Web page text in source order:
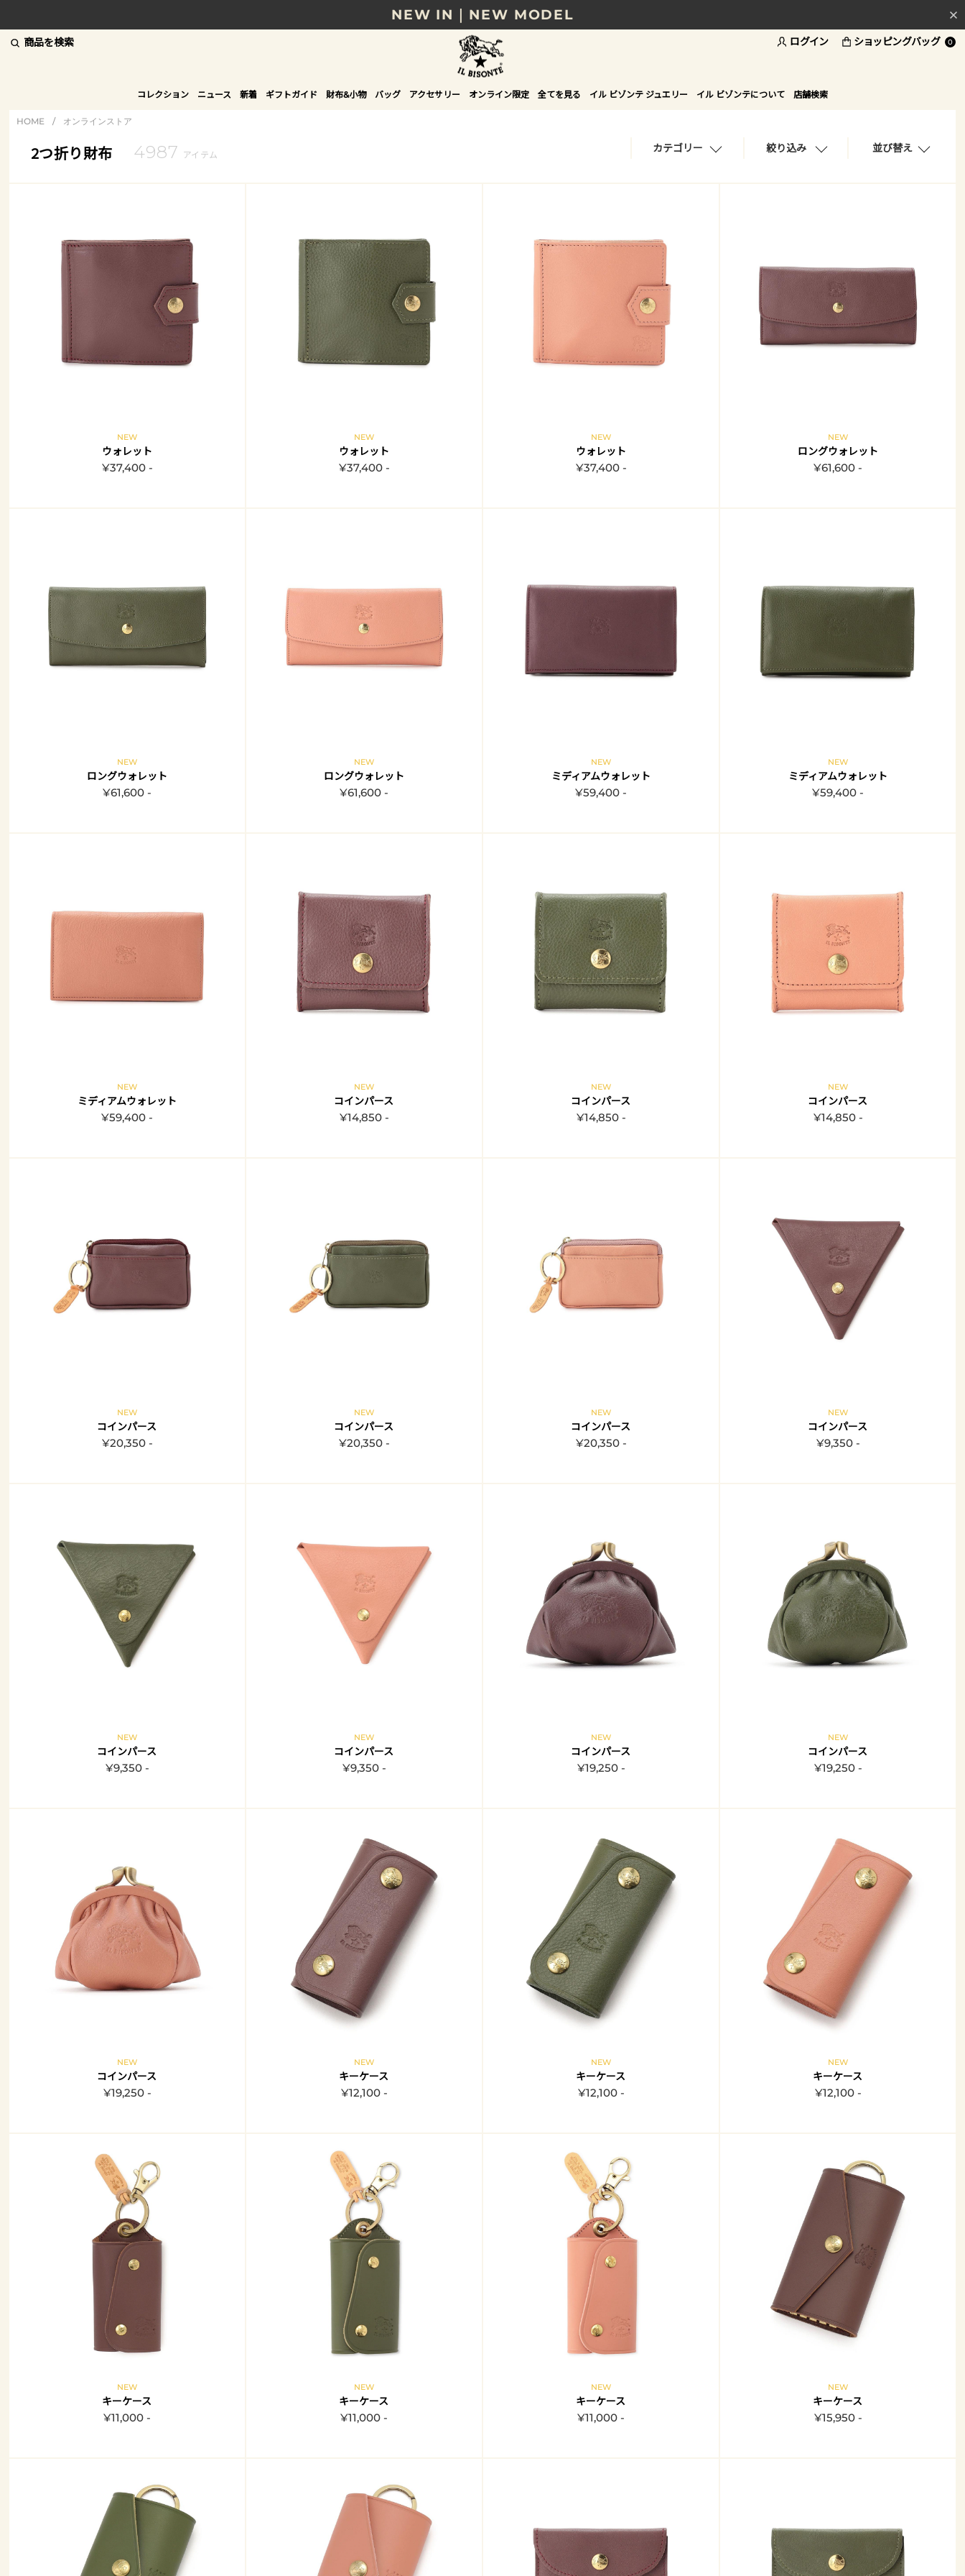
NEW IN｜NEW MODEL
8/17(月)10時まで｜税込11,000円以上で送料無料
贈る相手やシーンから選べる、新しいギフトガイド
NEW IN｜COLOR LEATHER
商品を検索 ログイン ショッピングバッグ 0
コレクション ニュース 新着 ギフトガイド 財布&小物 バッグ アクセサリー オンライン限定 全てを見る イル ビゾンテ ジュエリー イル ビゾンテについて 店舗検索
HOME / オンラインストア
2つ折り財布 4987 アイテム
カテゴリー 絞り込み 並び替え
NEW
ウォレット
¥37,400 -
NEW
ウォレット
¥37,400 -
NEW
ウォレット
¥37,400 -
NEW
ロングウォレット
¥61,600 -
NEW
ロングウォレット
¥61,600 -
NEW
ロングウォレット
¥61,600 -
NEW
ミディアムウォレット
¥59,400 -
NEW
ミディアムウォレット
¥59,400 -
NEW
ミディアムウォレット
¥59,400 -
NEW
コインパース
¥14,850 -
NEW
コインパース
¥14,850 -
NEW
コインパース
¥14,850 -
NEW
コインパース
¥20,350 -
NEW
コインパース
¥20,350 -
NEW
コインパース
¥20,350 -
NEW
コインパース
¥9,350 -
NEW
コインパース
¥9,350 -
NEW
コインパース
¥9,350 -
NEW
コインパース
¥19,250 -
NEW
コインパース
¥19,250 -
NEW
コインパース
¥19,250 -
NEW
キーケース
¥12,100 -
NEW
キーケース
¥12,100 -
NEW
キーケース
¥12,100 -
NEW
キーケース
¥11,000 -
NEW
キーケース
¥11,000 -
NEW
キーケース
¥11,000 -
NEW
キーケース
¥15,950 -